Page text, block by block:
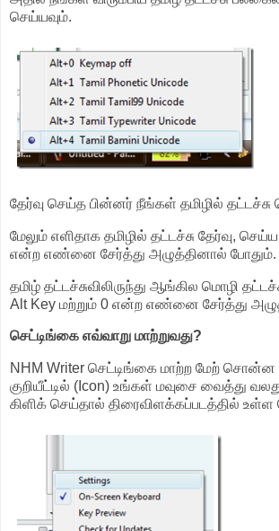
செய்யவும்.
தேர்வு செய்த பின்னர் நீங்கள் தமிழில் தட்டச்சு
மேலும் எளிதாக தமிழில் தட்டச்சு தேர்வு,
என்ற எண்னை சேர்த்து அழுத்தினால் போதும்.
தமிழ் தட்டச்சுவிலிருந்து ஆங்கில மொழி
Alt Key மற்றும் 0 என்ற எண்னை சேர்த்து
செட்டிங்கை எவ்வாறு மாற்றுவது?
NHM Writer செட்டிங்கை மாற்ற மேற்
குறியீட்டில் (Icon) உங்கள் மவுசை வைத்து
கிளிக் செய்தால் திரைவிளக்கப்படத்தில் உள்ள